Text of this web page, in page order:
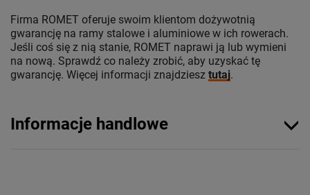
Firma ROMET oferuje swoim klientom dożywotnią
gwarancję na ramy stalowe i aluminiowe w ich rowerach.
Jeśli coś się z nią stanie, ROMET naprawi ją lub wymieni
na nową. Sprawdź co należy zrobić, aby uzyskać tę
gwarancję. Więcej informacji znajdziesz tutaj.
Informacje handlowe